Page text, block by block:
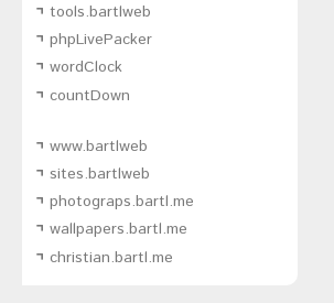
tools.bartlweb
phpLivePacker
wordClock
countDown
www.bartlweb
sites.bartlweb
photograps.bartl.me
wallpapers.bartl.me
christian.bartl.me